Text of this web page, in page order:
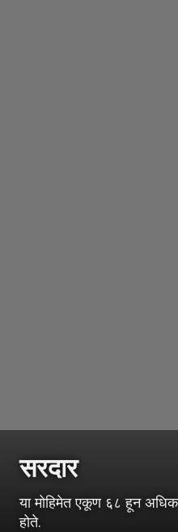
सरदार
या मोहिमेत एकूण ६८ हून अधिक
होते.